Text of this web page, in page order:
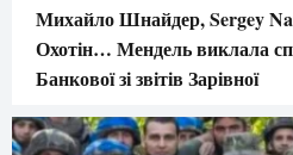
Михайло Шнайдер, Sergey
Охотін… Мендель виклала
Банкової зі звітів Зарівної